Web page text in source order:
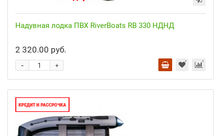
Надувная лодка ПВХ RiverBoats RB 330 НДНД
2 320.00 руб.
+
-